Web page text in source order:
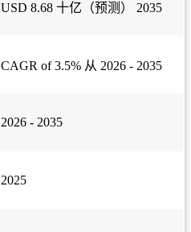
USD 8.68 十亿（预测） 2035
CAGR of 3.5% 从 2026 - 2035
2026 - 2035
2025